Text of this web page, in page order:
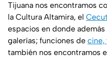
Tijuana nos encontramos
la Cultura Altamira, el
espacios en donde
galerías; funciones de cine,
también nos encontramos